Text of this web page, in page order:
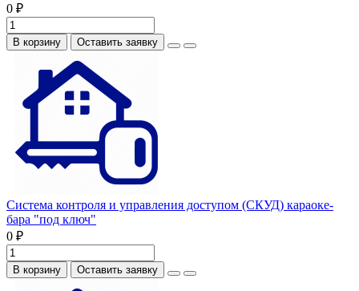
0 ₽
В корзину Оставить заявку
Система контроля и управления доступом (СКУД) караоке-
бара "под ключ"
0 ₽
В корзину Оставить заявку